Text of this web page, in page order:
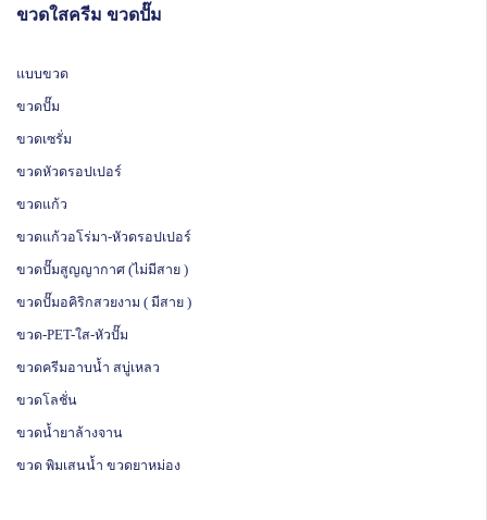
ขวดใสครีม ขวดปั๊ม
แบบขวด
ขวดปั๊ม
ขวดเซรั่ม
ขวดหัวดรอปเปอร์
ขวดแก้ว
ขวดแก้วอโร่มา-หัวดรอปเปอร์
ขวดปั๊มสูญญากาศ (ไม่มีสาย )
ขวดปั๊มอคิริกสวยงาม ( มีสาย )
ขวด-PET-ใส-หัวปั๊ม
ขวดครีมอาบน้ำ สบู่เหลว
ขวดโลชั่น
ขวดน้ำยาล้างจาน
ขวด พิมเสนน้ำ ขวดยาหม่อง